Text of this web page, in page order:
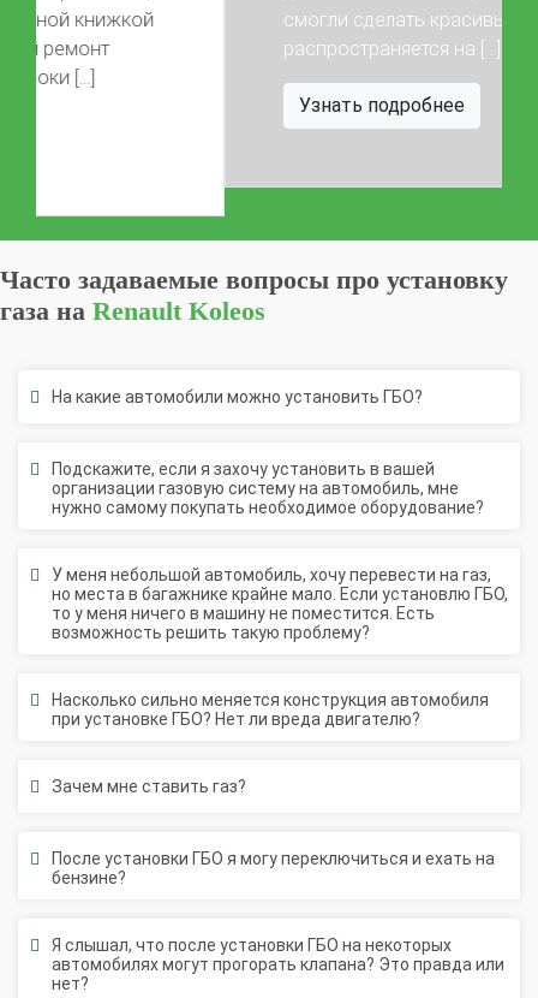
смогли сделать красивые фото) Акция
распространяется на […]
Часто задаваемые вопросы про установку
газа наRenault Koleos
организации газовую систему на автомобиль, мне
нужно самому покупать необходимое оборудование?
но места в багажнике крайне мало. Если установлю ГБО,
то у меня ничего в машину не поместится. Есть
возможность решить такую проблему?
при установке ГБО? Нет ли вреда двигателю?
бензине?
автомобилях могут прогорать клапана? Это правда или
нет?